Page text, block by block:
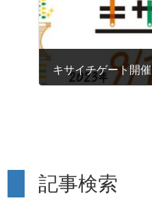
キサイチゲート開催
記事検索